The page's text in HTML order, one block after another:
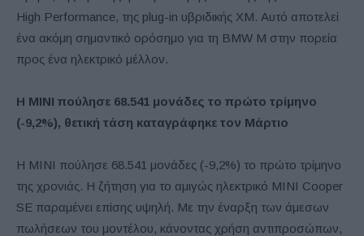
High Performance, της plug-in υβριδικής XM. Αυτό αποτελεί
ένα ακόμη σημαντικό ορόσημο για τη BMW M στην πορεία
προς ένα ηλεκτρικό μέλλον.
Η MINI πούλησε 68.541 μονάδες το πρώτο τρίμηνο
(-9,2%), θετική τάση καταγράφηκε τον Μάρτιο
Η MINI πούλησε 68.541 μονάδες (-9,2%) το πρώτο τρίμηνο
της χρονιάς. Η ζήτηση για το αμιγώς ηλεκτρικό MINI Cooper
SE παραμένει επίσης υψηλή. Με την έναρξη των άμεσων
πωλήσεων του μοντέλου, κάνοντας χρήση αντιπροσώπων,